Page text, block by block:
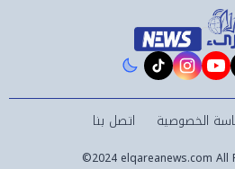
youtube
instagram
tiktok
الخصوصية اتصل بنا
©2024 elqareanews.com All